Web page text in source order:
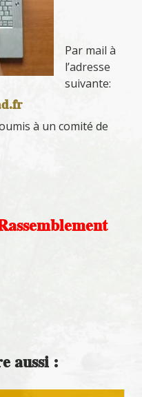
Par mail à
l’adresse
suivante:
à un comité de
aussi :